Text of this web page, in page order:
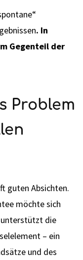
. In
Gegenteil der
Problem
guten Absichten.
möchte sich
die
– ein
und des